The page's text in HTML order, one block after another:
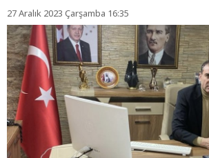
27 Aralık 2023 Çarşamba 16:35